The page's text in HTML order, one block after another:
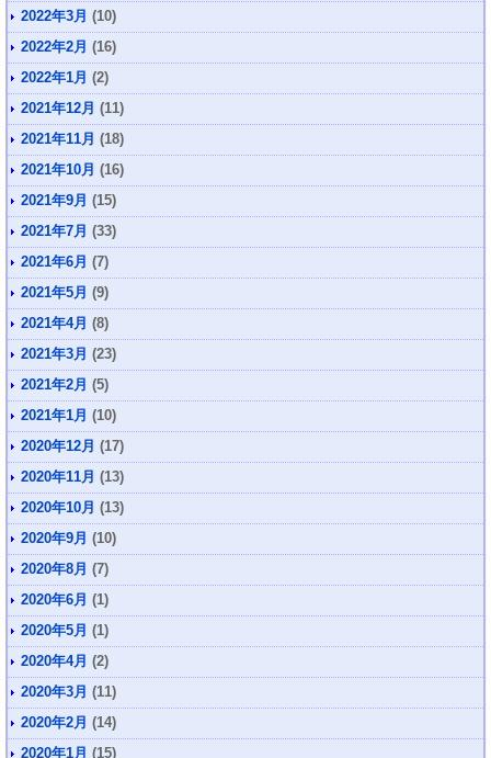
2022年3月 (10)
2022年2月 (16)
2022年1月 (2)
2021年12月 (11)
2021年11月 (18)
2021年10月 (16)
2021年9月 (15)
2021年7月 (33)
2021年6月 (7)
2021年5月 (9)
2021年4月 (8)
2021年3月 (23)
2021年2月 (5)
2021年1月 (10)
2020年12月 (17)
2020年11月 (13)
2020年10月 (13)
2020年9月 (10)
2020年8月 (7)
2020年6月 (1)
2020年5月 (1)
2020年4月 (2)
2020年3月 (11)
2020年2月 (14)
2020年1月 (15)